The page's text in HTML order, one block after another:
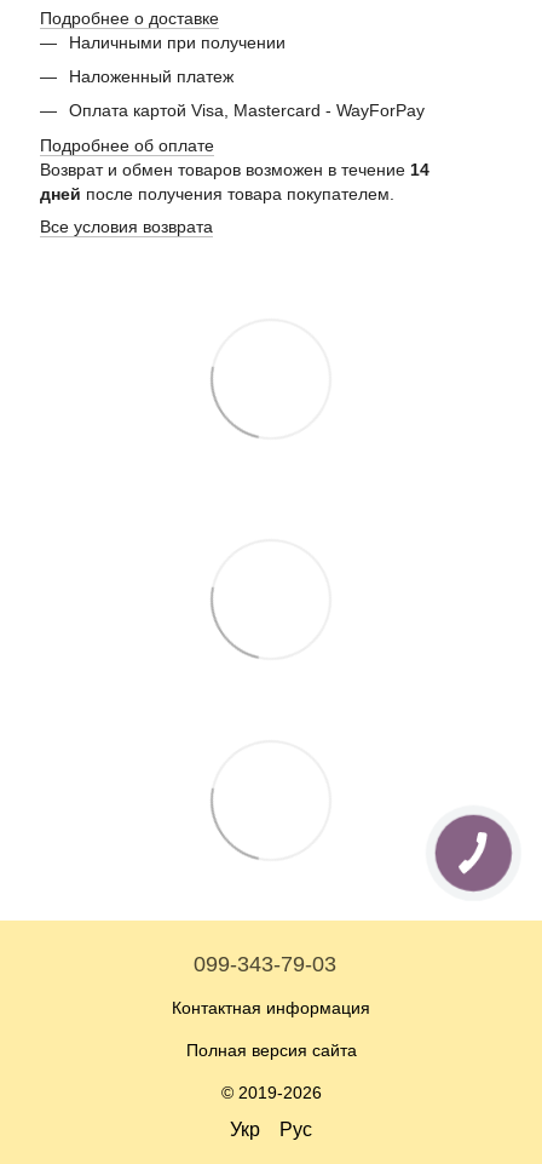
Подробнее о доставке
Наличными при получении
Наложенный платеж
Оплата картой Visa, Mastercard - WayForPay
Подробнее об оплате
Возврат и обмен товаров возможен в течение 14
дней после получения товара покупателем.
Все условия возврата
099-343-79-03
Контактная информация
Полная версия сайта
© 2019-2026
Укр Рус